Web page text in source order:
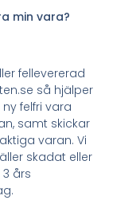
min vara?
fellevererad
så hjälper
felfri vara
samt skickar
varan. Vi
skadat eller
års